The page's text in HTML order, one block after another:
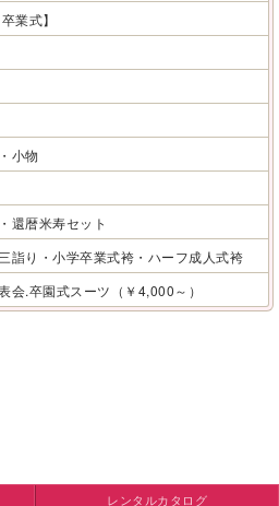
卒業式】
小物
還暦米寿セット
り・小学卒業式袴・ハーフ成人式袴
.卒園式スーツ（￥4,000～）
レンタルカタログ